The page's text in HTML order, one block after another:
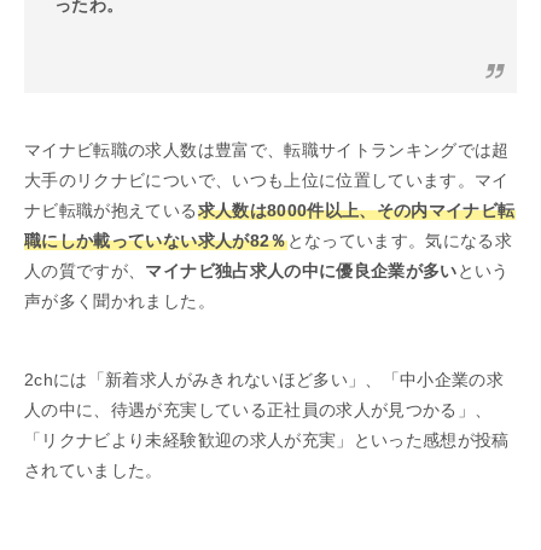
ったわ。
マイナビ転職の求人数は豊富で、転職サイトランキングでは超
大手のリクナビについで、いつも上位に位置しています。マイ
ナビ転職が抱えている求人数は8000件以上、その内マイナビ転
職にしか載っていない求人が82％となっています。気になる求
人の質ですが、 マイナビ独占求人の中に優良企業が多いという
声が多く聞かれました。
2chには「新着求人がみきれないほど多い」、「中小企業の求
人の中に、待遇が充実している正社員の求人が見つかる」、
「リクナビより未経験歓迎の求人が充実」といった感想が投稿
されていました。